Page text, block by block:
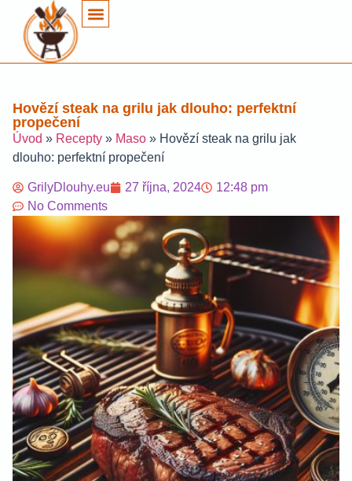
Hovězí steak na grilu jak dlouho: perfektní
propečení
Úvod » Recepty » Maso » Hovězí steak na grilu jak
dlouho: perfektní propečení
GrilyDlouhy.eu 27 října, 2024
12:48 pm
No Comments